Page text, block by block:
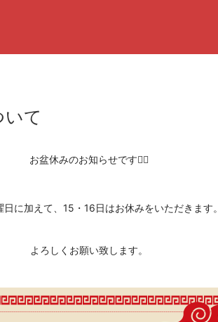
て
お盆休みのお知らせです🙇‍♀️
日に加えて、15・16日はお休みをいただきます。
よろしくお願い致します。